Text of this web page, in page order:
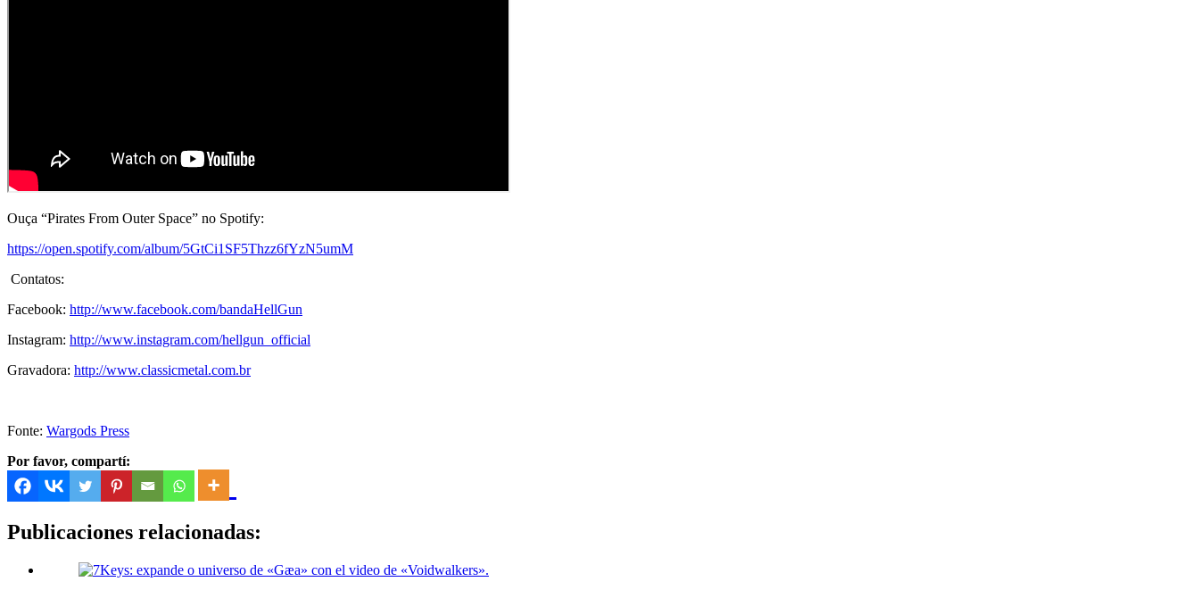
Ouça “Pirates From Outer Space” no Spotify:
https://open.spotify.com/album/5GtCi1SF5Thzz6fYzN5umM
Contatos:
Facebook: http://www.facebook.com/bandaHellGun
Instagram: http://www.instagram.com/hellgun_official
Gravadora: http://www.classicmetal.com.br
Fonte: Wargods Press
Por favor, compartí:
Publicaciones relacionadas: